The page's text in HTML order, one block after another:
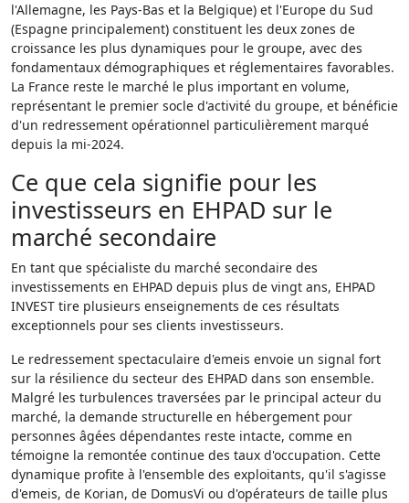
l'Allemagne, les Pays-Bas et la Belgique) et l'Europe du Sud
(Espagne principalement) constituent les deux zones de
croissance les plus dynamiques pour le groupe, avec des
fondamentaux démographiques et réglementaires favorables.
La France reste le marché le plus important en volume,
représentant le premier socle d'activité du groupe, et bénéficie
d'un redressement opérationnel particulièrement marqué
depuis la mi-2024.
Ce que cela signifie pour les
investisseurs en EHPAD sur le
marché secondaire
En tant que spécialiste du marché secondaire des
investissements en EHPAD depuis plus de vingt ans, EHPAD
INVEST tire plusieurs enseignements de ces résultats
exceptionnels pour ses clients investisseurs.
Le redressement spectaculaire d'emeis envoie un signal fort
sur la résilience du secteur des EHPAD dans son ensemble.
Malgré les turbulences traversées par le principal acteur du
marché, la demande structurelle en hébergement pour
personnes âgées dépendantes reste intacte, comme en
témoigne la remontée continue des taux d'occupation. Cette
dynamique profite à l'ensemble des exploitants, qu'il s'agisse
d'emeis, de Korian, de DomusVi ou d'opérateurs de taille plus